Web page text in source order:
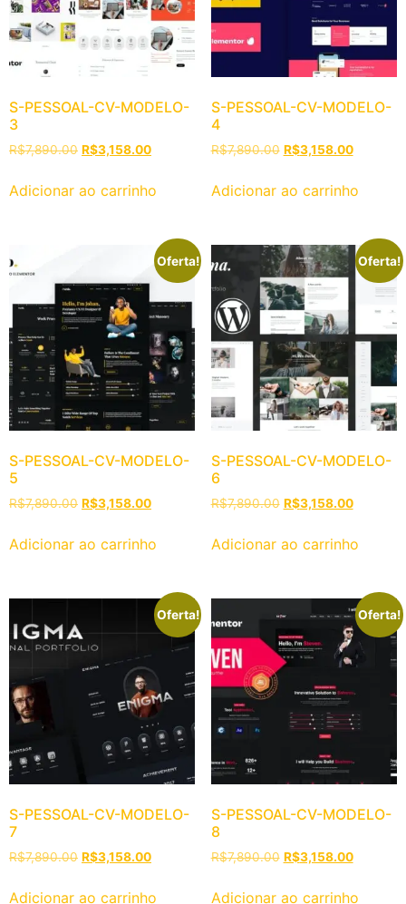
S-PESSOAL-CV-MODELO-
3
R$7,890.00 R$3,158.00
Adicionar ao carrinho
S-PESSOAL-CV-MODELO-
4
R$7,890.00 R$3,158.00
Adicionar ao carrinho
Oferta!
S-PESSOAL-CV-MODELO-
5
R$7,890.00 R$3,158.00
Adicionar ao carrinho
Oferta!
S-PESSOAL-CV-MODELO-
6
R$7,890.00 R$3,158.00
Adicionar ao carrinho
Oferta!
S-PESSOAL-CV-MODELO-
7
R$7,890.00 R$3,158.00
Adicionar ao carrinho
Oferta!
S-PESSOAL-CV-MODELO-
8
R$7,890.00 R$3,158.00
Adicionar ao carrinho